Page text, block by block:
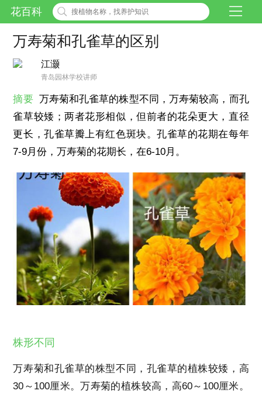
花百科
万寿菊和孔雀草的区别
江灏
青岛园林学校讲师
摘要 万寿菊和孔雀草的株型不同，万寿菊较高，而孔
雀草较矮；两者花形相似，但前者的花朵更大，直径
更长，孔雀草瓣上有红色斑块。孔雀草的花期在每年
7-9月份，万寿菊的花期长，在6-10月。
株形不同
万寿菊和孔雀草的株型不同，孔雀草的植株较矮，高
30～100厘米。万寿菊的植株较高，高60～100厘米。